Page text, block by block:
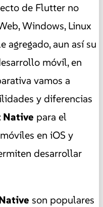
de Flutter no
Windows, Linux
agregado, aun así su
móvil, en
vamos a
y diferencias
Native para el
en iOS y
desarrollar
son populares